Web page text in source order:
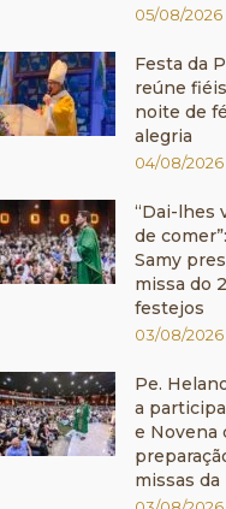
05/08/2026
Festa da
reúne
noite de
alegria
04/08/2026
“Dai-lhes
de
Samy
missa do
festejos
03/08/2026
Pe.
a
e Novena
missas da